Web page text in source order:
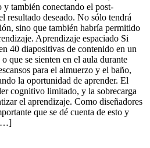
y también conectando el post-
resultado deseado. No sólo tendrá
sino que también habría permitido
Aprendizaje espaciado Si
40 diapositivas de contenido en un
que se sienten en el aula durante
para el almuerzo y el baño,
la oportunidad de aprender. El
cognitivo limitado, y la sobrecarga
el aprendizaje. Como diseñadores
que se dé cuenta de esto y
[…]